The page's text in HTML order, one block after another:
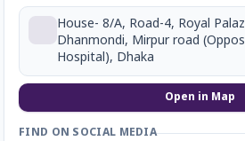
House- 8/A, Road-4, Royal
Dhanmondi, Mirpur road
Hospital), Dhaka
Open in Map
FIND ON SOCIAL MEDIA